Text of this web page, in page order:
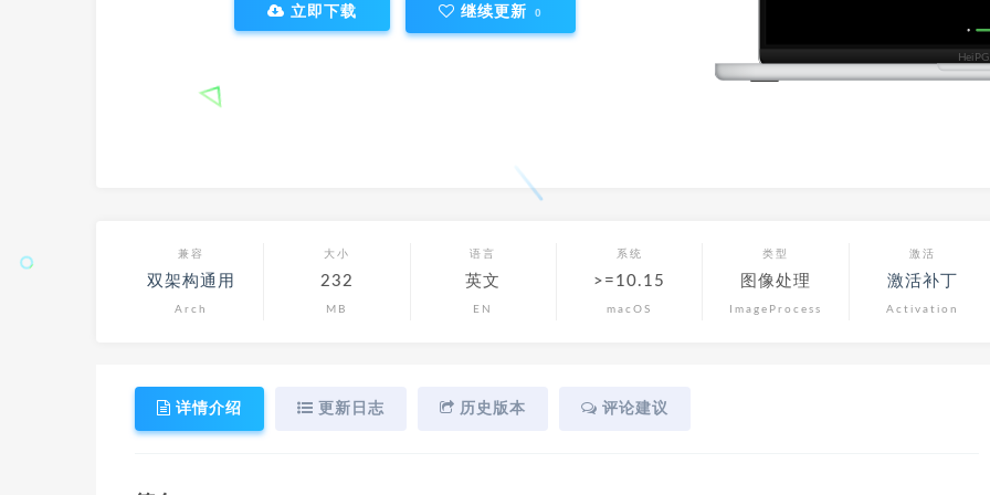
立即下载 继续更新 0
兼容
双架构通用
Arch
大小
232
MB
语言
英文
EN
系统
>=10.15
macOS
类型
图像处理
ImageProcess
激活
激活补丁
Activation
详情介绍 更新日志 历史版本 评论建议